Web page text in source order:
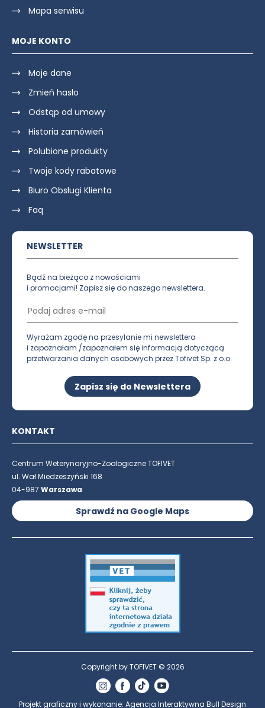
Mapa serwisu
MOJE KONTO
Moje dane
Zmień hasło
Odstąp od umowy
Historia zamówień
Polubione produkty
Twoje kody rabatowe
Biuro Obsługi Klienta
Faq
NEWSLETTER
Bądź na bieżąco z nowościami
i promocjami! Zapisz się do naszego newslettera.
Wyrażam zgodę na przesyłanie mi newslettera
i zapoznałam /zapoznałem się informacją dotyczącą
przetwarzania danych osobowych przez Tofivet Sp. z o.o.
Zapisz się do Newslettera
KONTAKT
Centrum Weterynaryjno-Zoologiczne TOFIVET
ul. Wał Miedzeszyński 168
04-987 Warszawa
Sprawdź na Google Maps
Copyright by TOFIVET © 2026
InstagramFacebook
TikTokYouTube
Projekt graficzny i wykonanie: Agencja Interaktywna Bull Design